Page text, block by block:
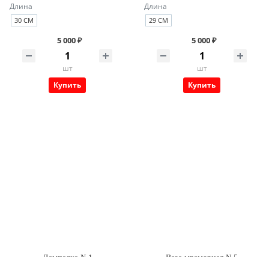
Длина
30 СМ
5 000 ₽
шт
Купить
Длина
29 СМ
5 000 ₽
шт
Купить